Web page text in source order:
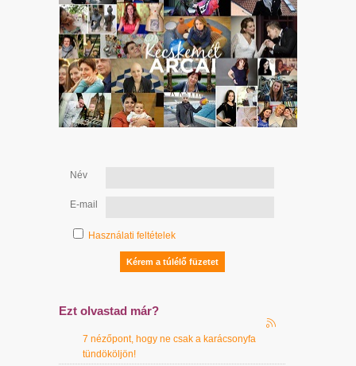
Név
E-mail
Használati feltételek
Ezt olvastad már?
7 nézőpont, hogy ne csak a karácsonyfa
tündököljön!